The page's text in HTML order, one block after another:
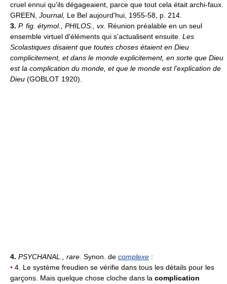
cruel ennui qu'ils dégageaient, parce que tout cela était archi-faux.
GREEN, Journal, Le Bel aujourd'hui, 1955-58, p. 214.
3. P. fig. étymol., PHILOS., vx. Réunion préalable en un seul
ensemble virtuel d'éléments qui s'actualisent ensuite. Les
Scolastiques disaient que toutes choses étaient en Dieu
complicitement, et dans le monde explicitement, en sorte que Dieu
est la complication du monde, et que le monde est l'explication de
Dieu (GOBLOT 1920).
4. PSYCHANAL., rare. Synon. de complexe :
• 4. Le système freudien se vérifie dans tous les détails pour les
garçons. Mais quelque chose cloche dans la complication